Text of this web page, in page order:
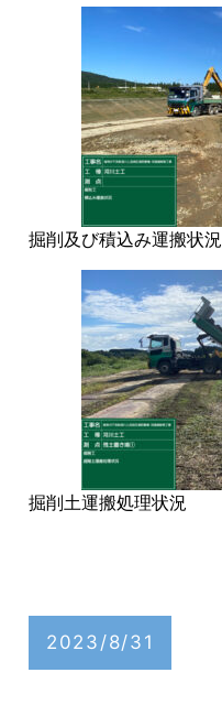
掘削及び積込み運搬状況
掘削土運搬処理状況
2023/8/31